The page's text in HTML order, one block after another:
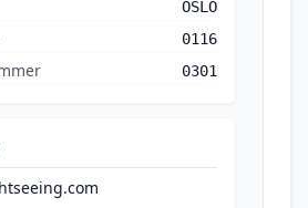
OSLO
0116
0301